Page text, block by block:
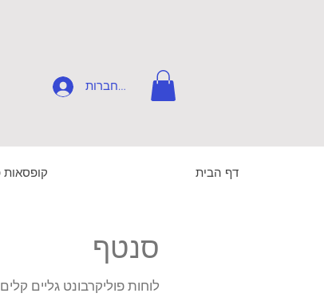
להתחברות
דף הבית
סנטף
לוחות פוליקרבונט גליים